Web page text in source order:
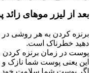
بعد از لیزر موهای
برنزه کردن به هر روشی در
دهید خطرناک است.
پوست در زمان برنزه
این یعنی پوست شما